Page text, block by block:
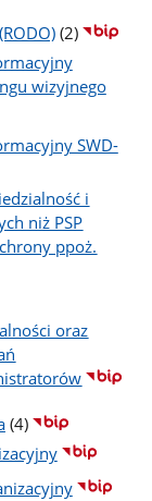
liczba
podstron
(2)
wizyjnego
SWD-
i
niż PSP
ppoż.
oraz
liczba
podstron
(4)